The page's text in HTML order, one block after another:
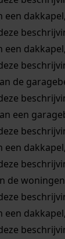
een
een
de
een
een
de
een